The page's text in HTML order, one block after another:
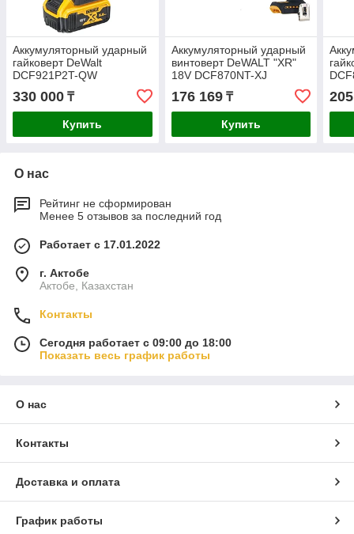
Аккумуляторный ударный
гайковерт DeWalt
DCF921P2T-QW
330 000 ₸
Купить
Аккумуляторный ударный
винтоверт DeWALT "XR"
18V DCF870NT-XJ
176 169₸
Купить
О нас
Рейтинг не сформирован
Менее 5 отзывов за последний год
Работает с 17.01.2022
г. Актобе
Актобе, Казахстан
Контакты
Сегодня работает с 09:00 до 18:00
Показать весь график работы
О нас
Контакты
Доставка и оплата
График работы